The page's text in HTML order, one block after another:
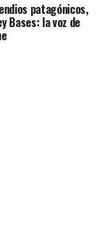
patagónicos,
Bases: la voz de